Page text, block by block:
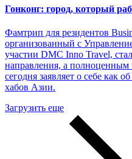
Гонконг: город, который
Фамтрип для резидентов
организованный с
участии DMC Inno Travel,
направления, а
сегодня заявляет о себе как
хабов Азии.
Загрузить еще